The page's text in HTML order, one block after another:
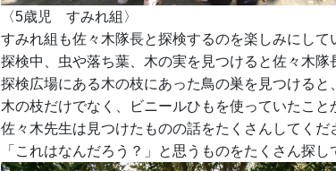
〈5歳児 すみれ組〉
すみれ組も佐々木隊長と探検するのを楽しみにして
探検中、虫や落ち葉、木の実を見つけると佐々木隊
探検広場にある木の枝にあった鳥の巣を見つけると
木の枝だけでなく、ビニールひもを使っていたこ
佐々木先生は見つけたものの話をたくさんしてくだ
「これはなんだろう？」と思うものをたくさん探し